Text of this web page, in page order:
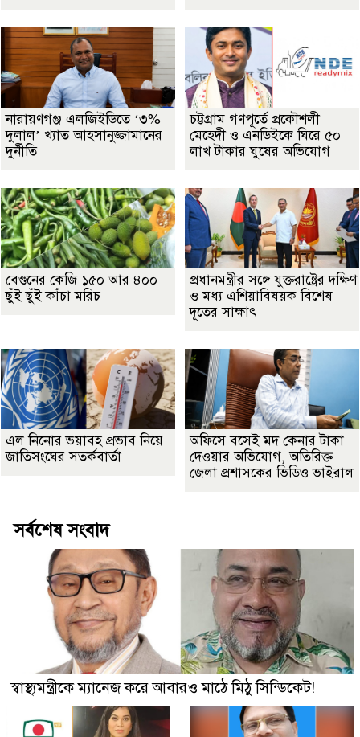
নারায়ণগঞ্জ এলজিইডিতে ‘৩%
দুলাল’ খ্যাত আহসানুজ্জামানের
দুর্নীতি
চট্টগ্রাম গণপূর্তে প্রকৌশলী
মেহেদী ও এনডিইকে ঘিরে ৫০
লাখ টাকার ঘুষের অভিযোগ
বেগুনের কেজি ১৫০ আর ৪০০
ছুঁই ছুঁই কাঁচা মরিচ
প্রধানমন্ত্রীর সঙ্গে যুক্তরাষ্ট্রের দক্ষিণ
ও মধ্য এশিয়াবিষয়ক বিশেষ
দূতের সাক্ষাৎ
এল নিনোর ভয়াবহ প্রভাব নিয়ে
জাতিসংঘের সতর্কবার্তা
অফিসে বসেই মদ কেনার টাকা
দেওয়ার অভিযোগ, অতিরিক্ত
জেলা প্রশাসকের ভিডিও ভাইরাল
সর্বশেষ সংবাদ
স্বাস্থ্যমন্ত্রীকে ম্যানেজ করে আবারও মাঠে মিঠু সিন্ডিকেট!